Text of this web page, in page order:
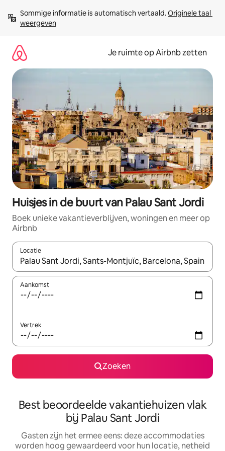
direct
naar
Sommige informatie is automatisch vertaald. Originele taal
weergeven
Je ruimte op Airbnb zetten
Huisjes in de buurt van Palau Sant Jordi
Boek unieke vakantieverblijven, woningen en meer op
Airbnb
Locatie
Wanneer er suggesties beschikbaar zijn, maak je een keuze
Aankomst
Vertrek
Zoeken
Best beoordeelde vakantiehuizen vlak
bij Palau Sant Jordi
Gasten zijn het ermee eens: deze accommodaties
worden hoog gewaardeerd voor hun locatie, netheid